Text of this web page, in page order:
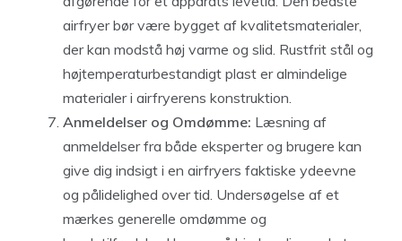
airfryer bør være bygget af kvalitetsmaterialer,
der kan modstå høj varme og slid. Rustfrit stål og
højtemperaturbestandigt plast er almindelige
materialer i airfryerens konstruktion.
Anmeldelser og Omdømme: Læsning af
anmeldelser fra både eksperter og brugere kan
give dig indsigt i en airfryers faktiske ydeevne
og pålidelighed over tid. Undersøgelse af et
mærkes generelle omdømme og